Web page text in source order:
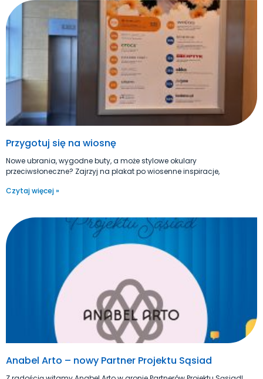
Przygotuj się na wiosnę
Nowe ubrania, wygodne buty, a może stylowe okulary
przeciwsłoneczne? Zajrzyj na plakat po wiosenne inspiracje,
Czytaj więcej »
Anabel Arto – nowy Partner Projektu Sąsiad